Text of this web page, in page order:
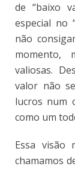
de “baixo
especial no
não
momento,
valiosas.
valor não
lucros num
como um
Essa visão
chamamos